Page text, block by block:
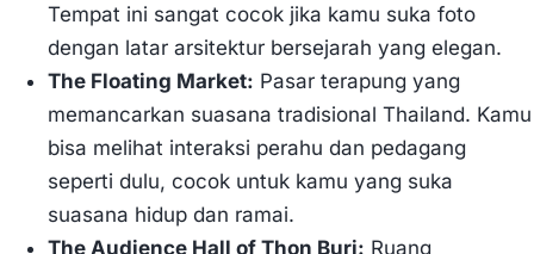
Tempat ini sangat cocok jika kamu suka foto
dengan latar arsitektur bersejarah yang elegan.
The Floating Market: Pasar terapung yang
memancarkan suasana tradisional Thailand. Kamu
bisa melihat interaksi perahu dan pedagang
seperti dulu, cocok untuk kamu yang suka
suasana hidup dan ramai.
The Audience Hall of Thon Buri: Ruang